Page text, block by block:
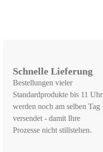
Schnelle Lieferung
Bestellungen vieler
Standardprodukte bis 11 Uhr
werden noch am selben Tag
versendet - damit Ihre
Prozesse nicht stillstehen.